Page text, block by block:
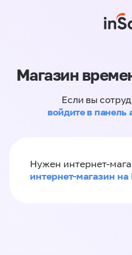
Магазин
Если вы
войдите в панель
Нужен интернет-
интернет-магазин на